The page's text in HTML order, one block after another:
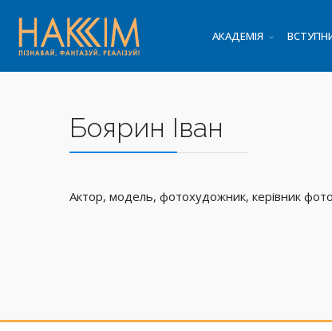
АКАДЕМІЯ
Боярин Іван
Актор, модель, фотохудожник, керівник